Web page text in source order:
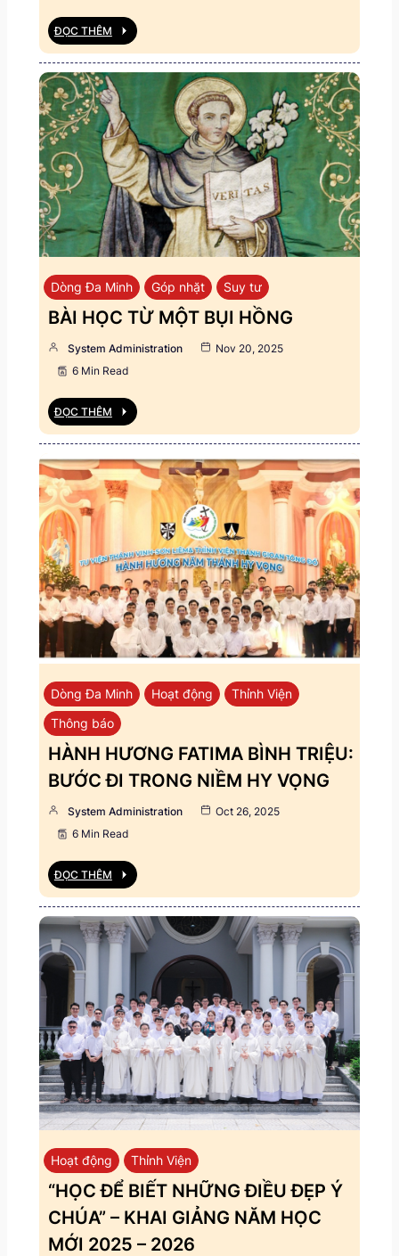
ĐỌC THÊM
Dòng Đa Minh Góp nhặt Suy tư
BÀI HỌC TỪ MỘT BỤI HỒNG
System Administration
Nov 20, 2025
6 Min Read
ĐỌC THÊM
Dòng Đa Minh Hoạt động
Thỉnh Viện
Thông báo
HÀNH HƯƠNG FATIMA BÌNH TRIỆU:
BƯỚC ĐI TRONG NIỀM HY VỌNG
System Administration
Oct 26, 2025
6 Min Read
ĐỌC THÊM
Hoạt động Thỉnh Viện
“HỌC ĐỂ BIẾT NHỮNG ĐIỀU ĐẸP Ý
CHÚA” – KHAI GIẢNG NĂM HỌC
MỚI 2025 – 2026